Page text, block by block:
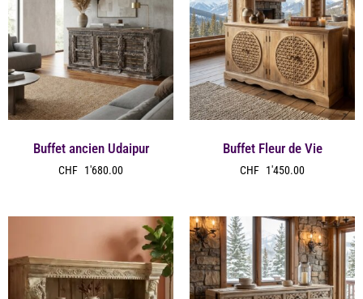
Buffet ancien Udaipur
CHF 1'680.00
Buffet Fleur de Vie
CHF 1'450.00